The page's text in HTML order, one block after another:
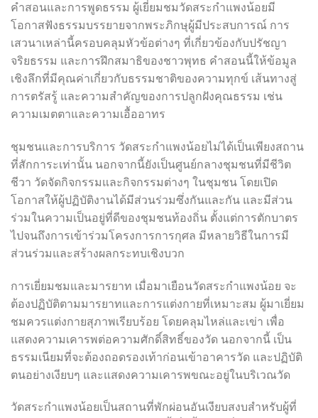
คำสอนและการพูดธรรม ผู้เยี่ยมชมวัดสระกำแพงน้อยมี
โอกาสฟังธรรมบรรยายจากพระภิกษุผู้มีประสบการณ์ การ
เสวนาเหล่านี้ครอบคลุมหัวข้อต่างๆ ที่เกี่ยวข้องกับปรัชญา
จริยธรรม และการฝึกสมาธิของชาวพุทธ คำสอนนี้ให้ข้อมูล
เชิงลึกที่มีคุณค่าเกี่ยวกับธรรมชาติของความทุกข์ เส้นทางสู่
การตรัสรู้ และความสำคัญของการปลูกฝังคุณธรรม เช่น
ความเมตตาและความเอื้ออาทร
ชุมชนและการบริการ วัดสระกำแพงน้อยไม่ได้เป็นเพียงสถาน
ที่สักการะเท่านั้น นอกจากนี้ยังเป็นศูนย์กลางชุมชนที่มีชีวิต
ชีวา วัดจัดกิจกรรมและกิจกรรมต่างๆ ในชุมชน โดยเปิด
โอกาสให้ผู้ปฏิบัติงานได้มีส่วนร่วมซึ่งกันและกัน และมีส่วน
ร่วมในความเป็นอยู่ที่ดีของชุมชนท้องถิ่น ตั้งแต่การตักบาตร
ไปจนถึงการเข้าร่วมโครงการการกุศล มีหลายวิธีในการมี
ส่วนร่วมและสร้างผลกระทบเชิงบวก
การเยี่ยมชมและมารยาท เมื่อมาเยือนวัดสระกำแพงน้อย จะ
ต้องปฏิบัติตามมารยาทและการแต่งกายที่เหมาะสม ผู้มาเยี่ยม
ชมควรแต่งกายสุภาพเรียบร้อย โดยคลุมไหล่และเข่า เพื่อ
แสดงความเคารพต่อความศักดิ์สิทธิ์ของวัด นอกจากนี้ เป็น
ธรรมเนียมที่จะต้องถอดรองเท้าก่อนเข้าอาคารวัด และปฏิบัติ
ตนอย่างเงียบๆ และแสดงความเคารพขณะอยู่ในบริเวณวัด
วัดสระกำแพงน้อยเป็นสถานที่พักผ่อนอันเงียบสงบสำหรับผู้ที่